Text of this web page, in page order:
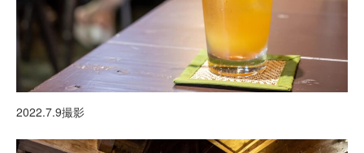
2022.7.9撮影